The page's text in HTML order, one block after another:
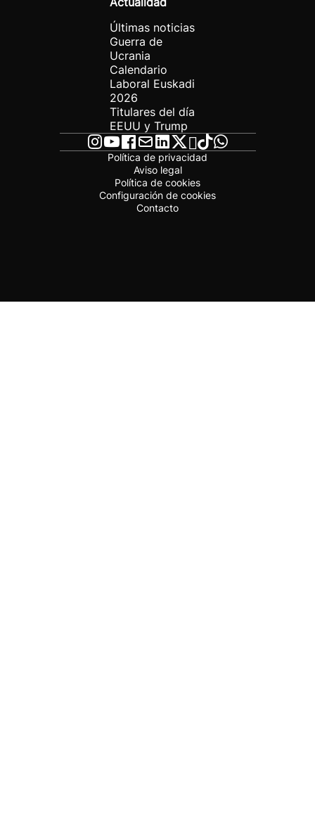
Últimas noticias
Guerra de
Ucrania
Calendario
Laboral Euskadi
2026
Titulares del día
EEUU y Trump
Política de privacidad
Aviso legal
Política de cookies
Configuración de cookies
Contacto